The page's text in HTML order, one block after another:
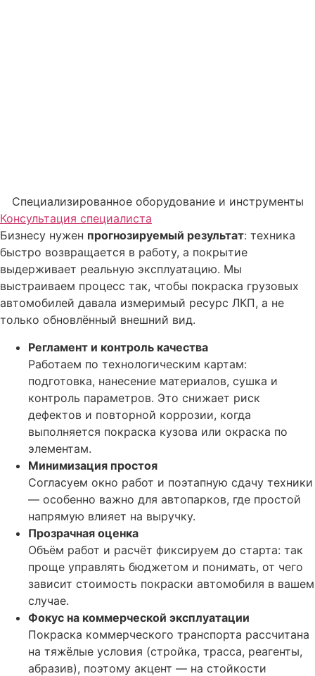
Специализированное оборудование и инструменты
Консультация специалиста
Бизнесу нужен прогнозируемый результат: техника
быстро возвращается в работу, а покрытие
выдерживает реальную эксплуатацию. Мы
выстраиваем процесс так, чтобы покраска грузовых
автомобилей давала измеримый ресурс ЛКП, а не
только обновлённый внешний вид.
Регламент и контроль качества
Работаем по технологическим картам:
подготовка, нанесение материалов, сушка и
контроль параметров. Это снижает риск
дефектов и повторной коррозии, когда
выполняется покраска кузова или окраска по
элементам.
Минимизация простоя
Согласуем окно работ и поэтапную сдачу техники
— особенно важно для автопарков, где простой
напрямую влияет на выручку.
Прозрачная оценка
Объём работ и расчёт фиксируем до старта: так
проще управлять бюджетом и понимать, от чего
зависит стоимость покраски автомобиля в вашем
случае.
Фокус на коммерческой эксплуатации
Покраска коммерческого транспорта рассчитана
на тяжёлые условия (стройка, трасса, реагенты,
абразив), поэтому акцент — на стойкости